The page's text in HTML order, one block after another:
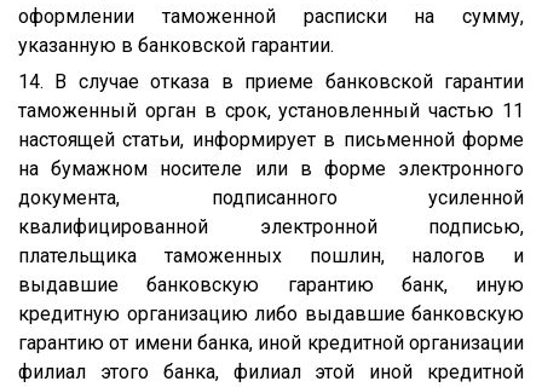
оформлении таможенной расписки на сумму,
указанную в банковской гарантии.
14. В случае отказа в приеме банковской гарантии
таможенный орган в срок, установленный частью 11
настоящей статьи, информирует в письменной форме
на бумажном носителе или в форме электронного
документа, подписанного усиленной
квалифицированной электронной подписью,
плательщика таможенных пошлин, налогов и
выдавшие банковскую гарантию банк, иную
кредитную организацию либо выдавшие банковскую
гарантию от имени банка, иной кредитной организации
филиал этого банка, филиал этой иной кредитной